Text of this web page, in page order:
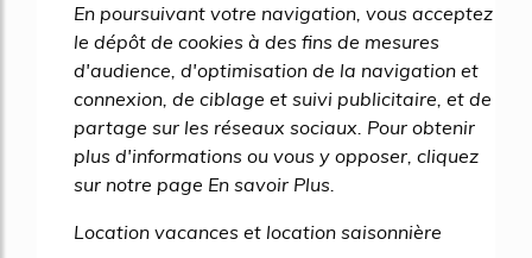
En poursuivant votre navigation, vous acceptez
le dépôt de cookies à des fins de mesures
d'audience, d'optimisation de la navigation et
connexion, de ciblage et suivi publicitaire, et de
partage sur les réseaux sociaux. Pour obtenir
plus d'informations ou vous y opposer, cliquez
sur notre page En savoir Plus.
Location vacances et location saisonnière